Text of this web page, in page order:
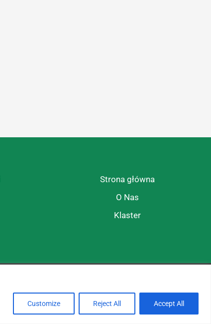
Customize Reject All Accept All
Strona główna
O Nas
Klaster
Tak się żyje na tej wsi!